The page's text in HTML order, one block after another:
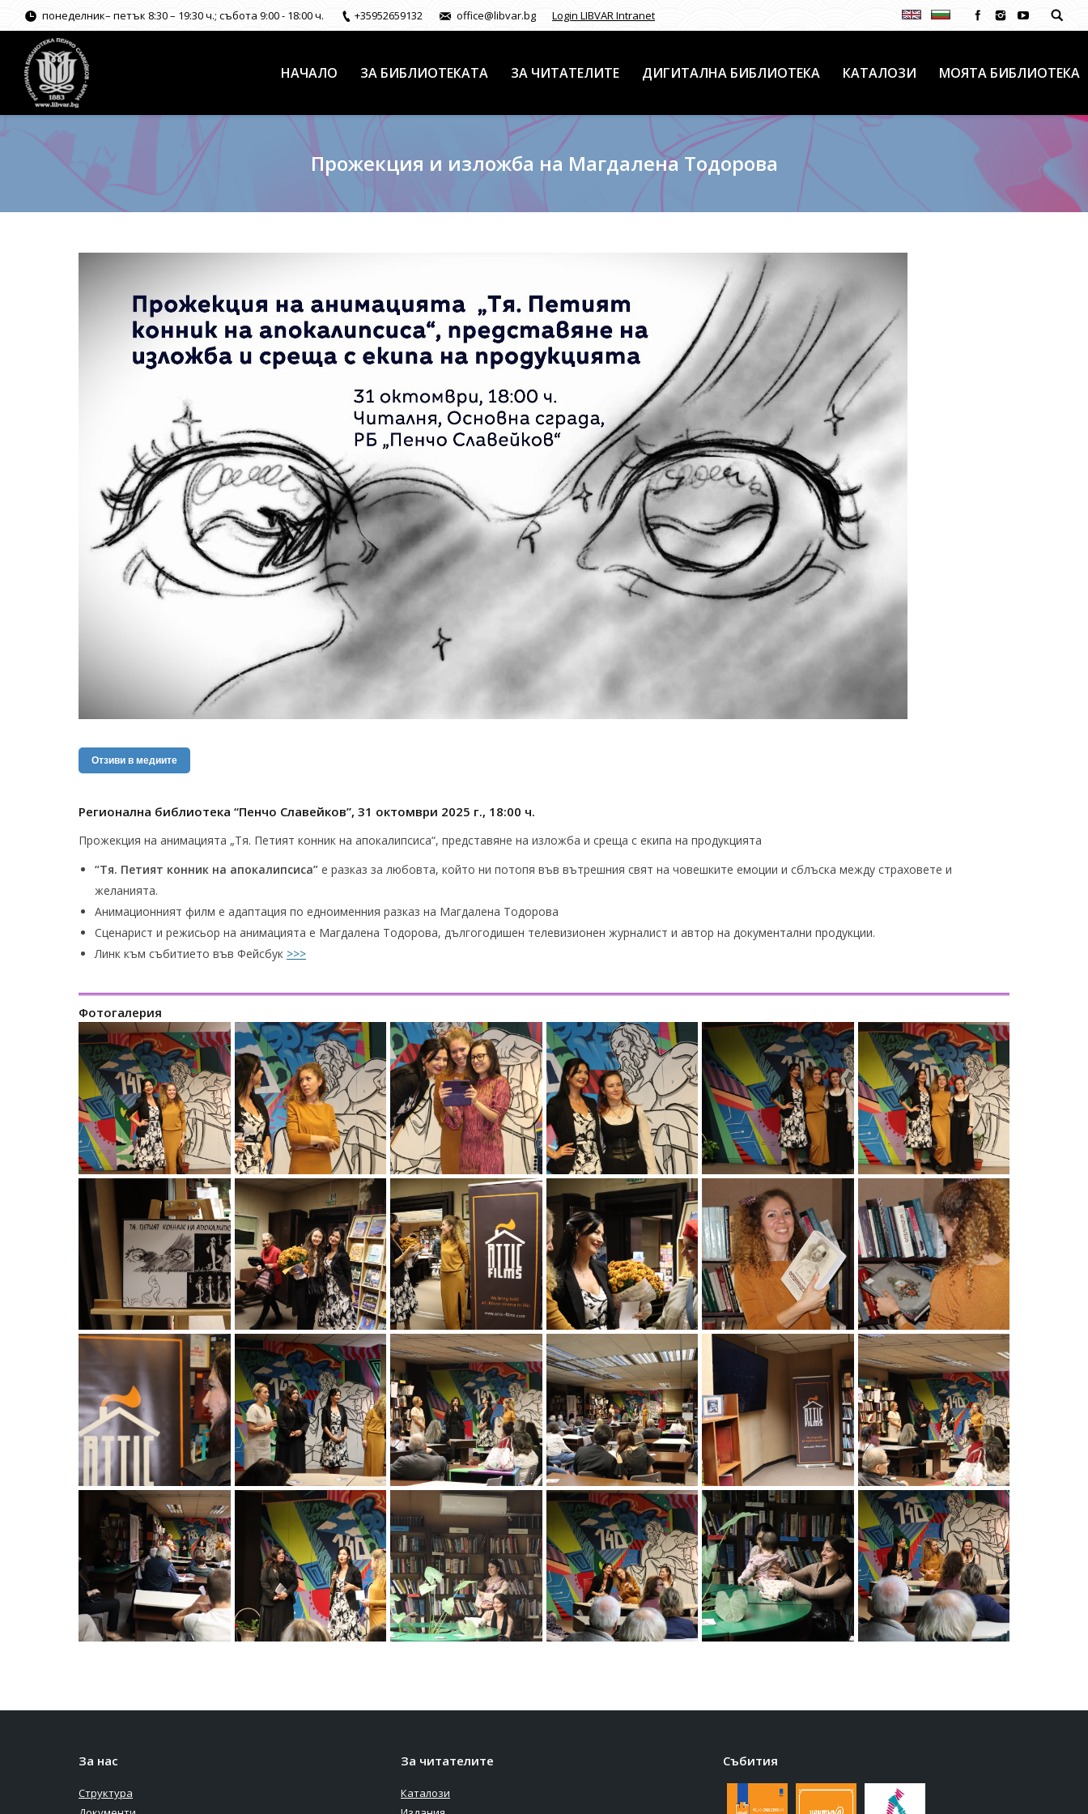
понеделник– петък 8:30 – 19:30 ч.; събота 9:00 - 18:00 ч. +35952659132 office@libvar.bg Login LIBVAR Intranet
НАЧАЛО ЗА БИБЛИОТЕКАТА ЗА ЧИТАТЕЛИТЕ ДИГИТАЛНА БИБЛИОТЕКА КАТАЛОЗИ МОЯТА БИБЛИОТЕКА
Прожекция и изложба на Магдалена Тодорова
Отзиви в медиите
Регионална библиотека “Пенчо Славейков”, 31 октомври 2025 г., 18:00 ч.
Прожекция на анимацията „Тя. Петият конник на апокалипсиса“, представяне на изложба и среща с екипа на продукцията
“Тя. Петият конник на апокалипсиса” е разказ за любовта, който ни потопя във вътрешния свят на човешките емоции и сблъска между страховете и
желанията.
Анимационният филм е адаптация по едноименния разказ на Магдалена Тодорова
Сценарист и режисьор на анимацията е Магдалена Тодорова, дългогодишен телевизионен журналист и автор на документални продукции.
Линк към събитието във Фейсбук >>>
Фотогалерия
За нас
Структура
За читателите
Каталози
Събития